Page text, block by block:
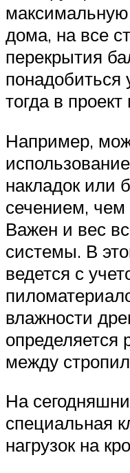
дома, на все
перекрытия
понадобиться
тогда в
Например,
накладок или
сечением, чем
Важен и вес
системы. В
ведется с
влажности
определяется
между
На
специальная
нагрузок на